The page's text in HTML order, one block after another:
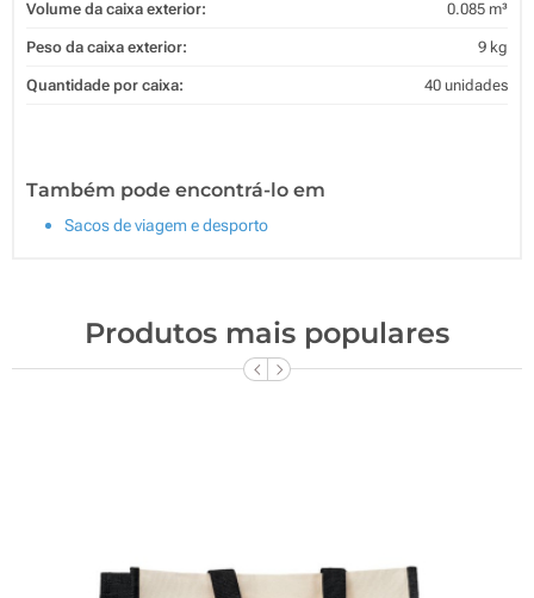
Volume da caixa exterior: 0.085 m³
Peso da caixa exterior: 9 kg
Quantidade por caixa: 40 unidades
Também pode encontrá-lo em
Sacos de viagem e desporto
Produtos mais populares